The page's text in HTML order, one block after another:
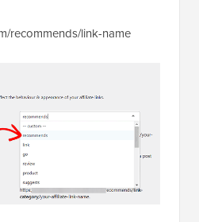
recommends/link-name